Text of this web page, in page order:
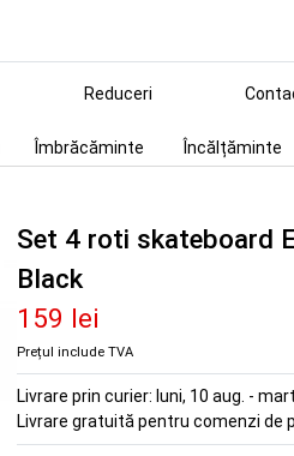
Reduceri
Îmbrăcăminte Încălțăminte
Set 4 roti skateboard
Black
159 lei
Prețul include TVA
Livrare prin curier: luni, 10 aug. -
Livrare gratuită pentru comenzi de